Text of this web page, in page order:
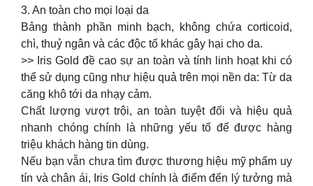
3. An toàn cho mọi loại da
Bảng thành phần minh bạch, không chứa corticoid,
chì, thuỷ ngân và các độc tố khác gây hại cho da.
>> Iris Gold đề cao sự an toàn và tính linh hoạt khi có
thể sử dụng cũng như hiệu quả trên mọi nền da: Từ da
căng khô tới da nhạy cảm.
Chất lượng vượt trội, an toàn tuyệt đối và hiệu quả
nhanh chóng chính là những yếu tố để được hàng
triệu khách hàng tin dùng.
Nếu bạn vẫn chưa tìm được thương hiệu mỹ phẩm uy
tín và chân ái, Iris Gold chính là điểm đến lý tưởng mà